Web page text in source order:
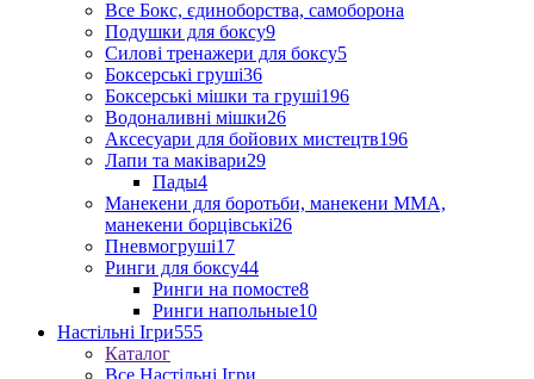
Все Бокс, єдиноборства, самоборона
Подушки для боксу9
Силові тренажери для боксу5
Боксерські груші36
Боксерські мішки та груші196
Водоналивні мішки26
Аксесуари для бойових мистецтв196
Лапи та маківари29
Пады4
Манекени для боротьби, манекени ММА,
манекени борцівські26
Пневмогруші17
Ринги для боксу44
Ринги на помосте8
Ринги напольные10
Настільні Ігри555
Каталог
Все Настільні Ігри